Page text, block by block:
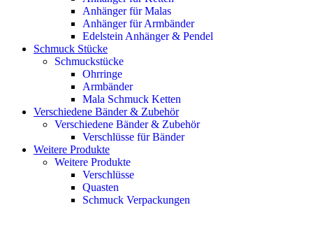
Anhänger für Malas
Anhänger für Armbänder
Edelstein Anhänger & Pendel
Schmuck Stücke
Schmuckstücke
Ohrringe
Armbänder
Mala Schmuck Ketten
Verschiedene Bänder & Zubehör
Verschiedene Bänder & Zubehör
Verschlüsse für Bänder
Weitere Produkte
Weitere Produkte
Verschlüsse
Quasten
Schmuck Verpackungen